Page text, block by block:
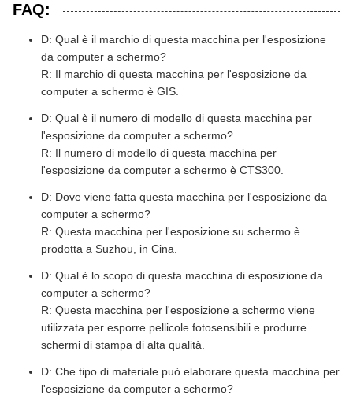
FAQ:
D: Qual è il marchio di questa macchina per l'esposizione
da computer a schermo?
R: Il marchio di questa macchina per l'esposizione da
computer a schermo è GIS.
D: Qual è il numero di modello di questa macchina per
l'esposizione da computer a schermo?
R: Il numero di modello di questa macchina per
l'esposizione da computer a schermo è CTS300.
D: Dove viene fatta questa macchina per l'esposizione da
computer a schermo?
R: Questa macchina per l'esposizione su schermo è
prodotta a Suzhou, in Cina.
D: Qual è lo scopo di questa macchina di esposizione da
computer a schermo?
R: Questa macchina per l'esposizione a schermo viene
utilizzata per esporre pellicole fotosensibili e produrre
schermi di stampa di alta qualità.
D: Che tipo di materiale può elaborare questa macchina per
l'esposizione da computer a schermo?